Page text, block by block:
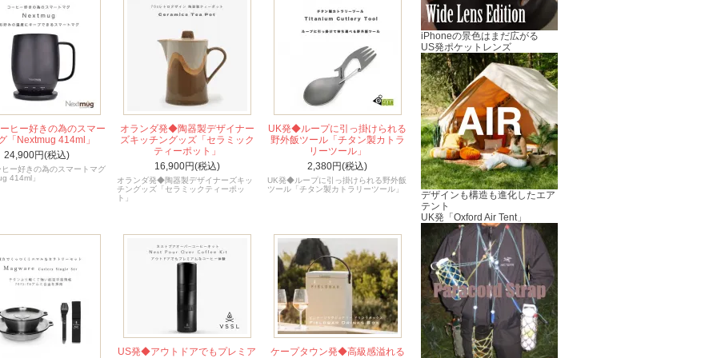
ヒー好きの為のスマー
「Nextmug 414ml」
24,900円(税込)
ー好きの為のスマートマグ
414ml」
オランダ発◆陶器製デザイナー
ズキッチングッズ「セラミック
ティーポット」
16,900円(税込)
オランダ発◆陶器製デザイナーズキッ
チングッズ「セラミックティーポッ
ト」
UK発◆ループに引っ掛けられる
野外飯ツール「チタン製カトラ
リーツール」
2,380円(税込)
UK発◆ループに引っ掛けられる野外飯
ツール「チタン製カトラリーツール」
US発◆アウトドアでもプレミア
ケープタウン発◆高級感溢れる
iPhoneの景色はまだ広がる
US発ポケットレンズ
デザインも構造も進化したエア
テント
UK発「Oxford Air Tent」